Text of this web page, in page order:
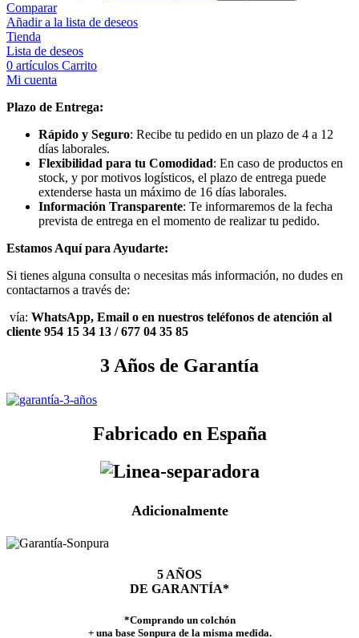
Comparar
Añadir a la lista de deseos
Tienda
Lista de deseos
0 artículos Carrito
Mi cuenta
Plazo de Entrega:
Rápido y Seguro: Recibe tu pedido en un plazo de 4 a 12
días laborales.
Flexibilidad para tu Comodidad: En caso de productos en
stock, y por motivos logísticos, el plazo de entrega puede
extenderse hasta un máximo de 16 días laborales.
Información Transparente: Te informaremos de la fecha
prevista de entrega en el momento de realizar tu pedido.
Estamos Aquí para Ayudarte:
Si tienes alguna consulta o necesitas más información, no dudes en
contactarnos a través de:
vía: WhatsApp, Email o en nuestros teléfonos de atención al
cliente 954 15 34 13 / 677 04 35 85
3 Años de Garantía
Fabricado en España
Adicionalmente
5 AÑOS
DE GARANTÍA*
*Comprando un colchón
+ una base Sonpura de la misma medida.